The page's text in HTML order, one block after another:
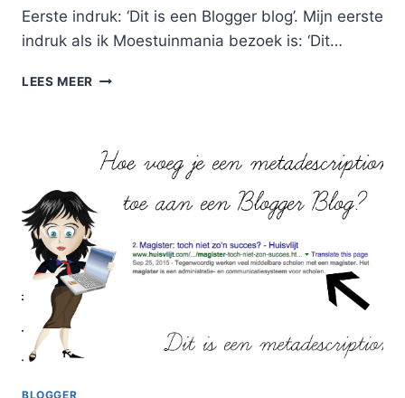
Eerste indruk: ‘Dit is een Blogger blog’. Mijn eerste
indruk als ik Moestuinmania bezoek is: ‘Dit…
LEES MEER BLOG
MOESTUINMANIA
BLOGGER